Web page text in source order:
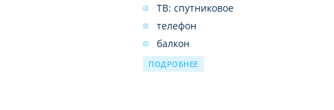
ТВ: спутниковое
телефон
балкон
душ
ПОДРОБНЕЕ